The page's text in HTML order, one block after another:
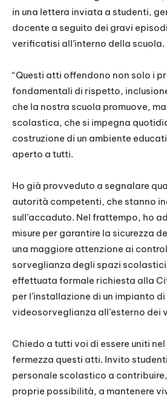
in una lettera inviata a studenti,
docente a seguito dei gravi
verificatisi all’interno della scuola.
“Questi atti offendono non solo i
fondamentali di rispetto,
che la nostra scuola promuove,
scolastica, che si impegna
costruzione di un ambiente
aperto a tutti.
Ho già provveduto a segnalare
autorità competenti, che stanno
sull’accaduto. Nel frattempo, ho
misure per garantire la sicurezza
una maggiore attenzione ai
sorveglianza degli spazi
effettuata formale richiesta alla
per l’installazione di un impianto
videosorveglianza all’esterno dei
Chiedo a tutti voi di essere uniti
fermezza questi atti. Invito
personale scolastico a
proprie possibilità, a mantenere